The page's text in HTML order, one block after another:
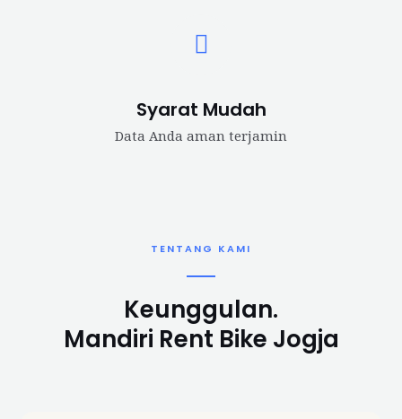
Syarat Mudah
Data Anda aman terjamin
TENTANG KAMI
Keunggulan.
Mandiri Rent Bike Jogja